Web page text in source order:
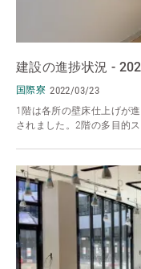
建設の進捗状況 -
国際寮 2022/03/23
1階は各所の壁床仕上げが
されました。2階の多目的